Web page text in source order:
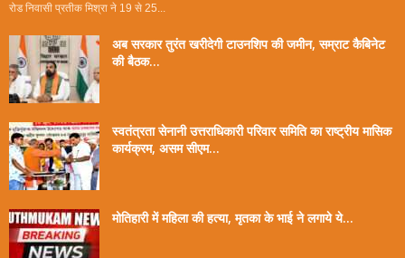
रोड निवासी प्रतीक मिश्रा ने 19 से 25...
अब सरकार तुरंत खरीदेगी टाउनशिप की जमीन, सम्राट कैबिनेट
की बैठक...
स्वतंत्रता सेनानी उत्तराधिकारी परिवार समिति का राष्ट्रीय मासिक
कार्यक्रम, असम सीएम...
मोतिहारी में महिला की हत्या, मृतका के भाई ने लगाये ये...